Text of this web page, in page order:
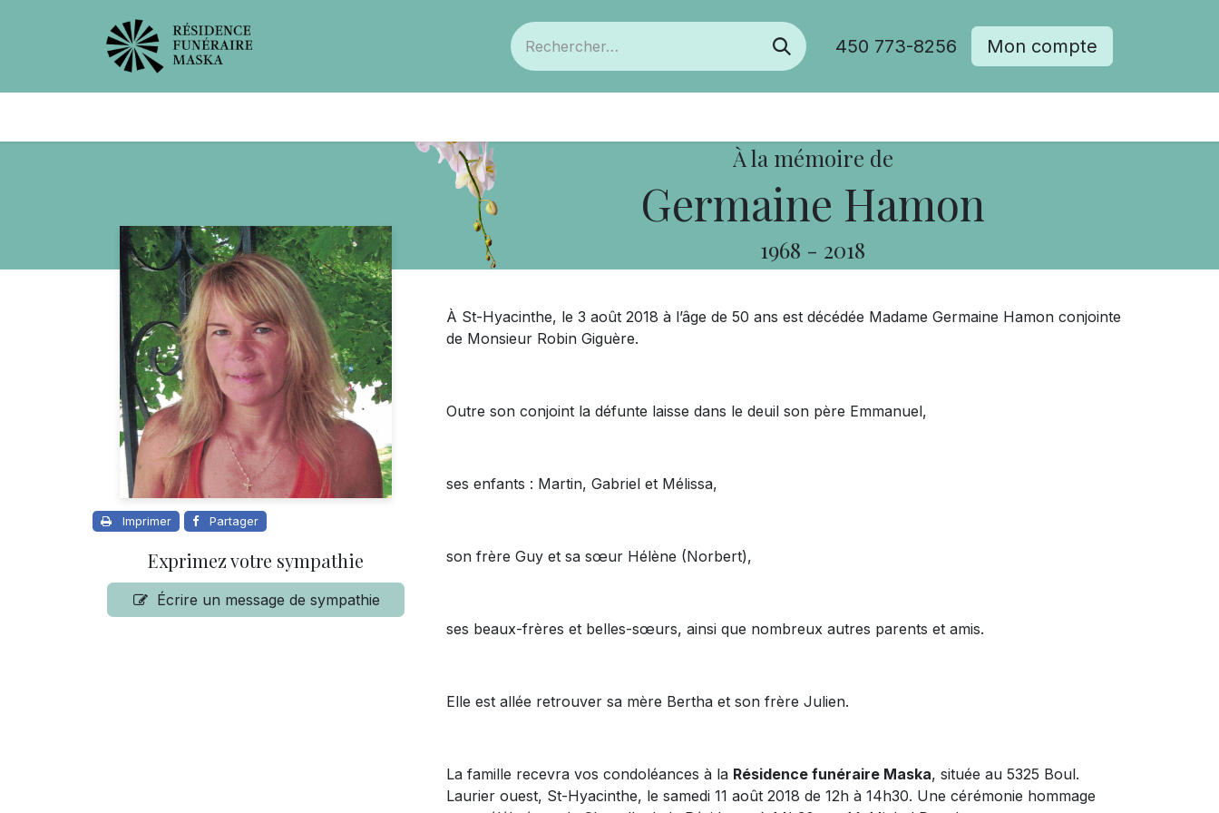
450 773-8256 Mon compte
À la mémoire de
Germaine Hamon
1968 - 2018
Imprimer Partager
Exprimez votre sympathie
Écrire un message de sympathie
À St-Hyacinthe, le 3 août 2018 à l’âge de 50 ans est décédée Madame Germaine Hamon conjointe
de Monsieur Robin Giguère.
Outre son conjoint la défunte laisse dans le deuil son père Emmanuel,
ses enfants : Martin, Gabriel et Mélissa,
son frère Guy et sa sœur Hélène (Norbert),
ses beaux-frères et belles-sœurs, ainsi que nombreux autres parents et amis.
Elle est allée retrouver sa mère Bertha et son frère Julien.
La famille recevra vos condoléances à la Résidence funéraire Maska, située au 5325 Boul.
Laurier ouest, St-Hyacinthe, le samedi 11 août 2018 de 12h à 14h30. Une cérémonie hommage